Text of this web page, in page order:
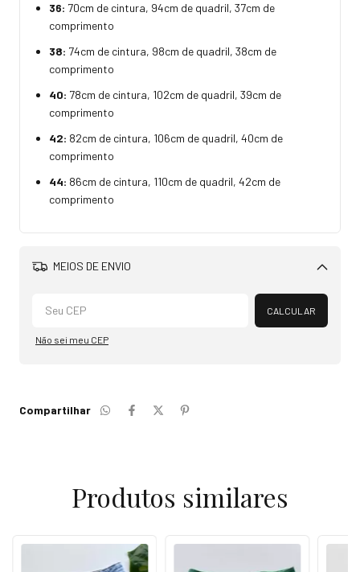
36: 70cm de cintura, 94cm de quadril, 37cm de
comprimento
38: 74cm de cintura, 98cm de quadril, 38cm de
comprimento
40: 78cm de cintura, 102cm de quadril, 39cm de
comprimento
42: 82cm de cintura, 106cm de quadril, 40cm de
comprimento
44: 86cm de cintura, 110cm de quadril, 42cm de
comprimento
MEIOS DE ENVIO
Alterar CEP
CALCULAR
Não sei meu CEP
Compartilhar
Produtos similares